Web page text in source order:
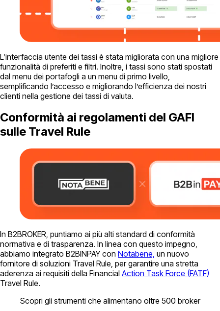
L’interfaccia utente dei tassi è stata migliorata con una migliore
funzionalità di preferiti e filtri. Inoltre, i tassi sono stati spostati
dal menu dei portafogli a un menu di primo livello,
semplificando l’accesso e migliorando l’efficienza dei nostri
clienti nella gestione dei tassi di valuta.
Conformità ai regolamenti del GAFI
sulle Travel Rule
In B2BROKER, puntiamo ai più alti standard di conformità
normativa e di trasparenza. In linea con questo impegno,
abbiamo integrato B2BINPAY con Notabene, un nuovo
fornitore di soluzioni Travel Rule, per garantire una stretta
aderenza ai requisiti della Financial Action Task Force (FATF)
Travel Rule.
Scopri gli strumenti che alimentano oltre 500 broker